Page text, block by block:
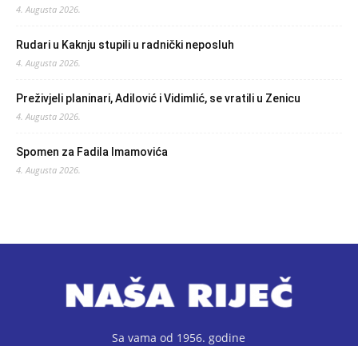
4. Augusta 2026.
Rudari u Kaknju stupili u radnički neposluh
4. Augusta 2026.
Preživjeli planinari, Adilović i Vidimlić, se vratili u Zenicu
4. Augusta 2026.
Spomen za Fadila Imamovića
4. Augusta 2026.
Sa vama od 1956. godine